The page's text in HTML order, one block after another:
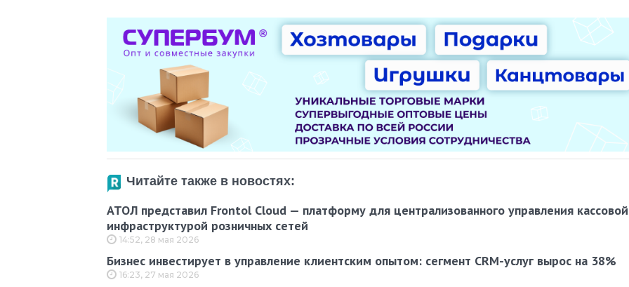
Читайте также в новостях:
АТОЛ представил Frontol Cloud — платформу для централизованного управления кассовой
инфраструктурой розничных сетей
14:52, 28 мая 2026
Бизнес инвестирует в управление клиентским опытом: сегмент CRM-услуг вырос на 38%
16:23, 27 мая 2026